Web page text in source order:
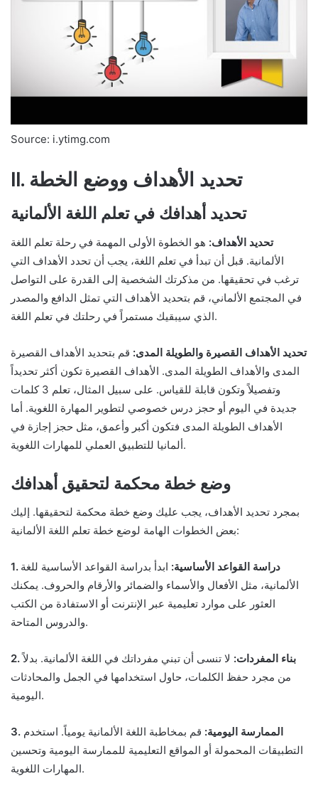
Source: i.ytimg.com
II. تحديد الأهداف ووضع الخطة
تحديد أهدافك في تعلم اللغة الألمانية
تحديد الأهداف: هو الخطوة الأولى المهمة في رحلة تعلم اللغة
الألمانية. قبل أن تبدأ في تعلم اللغة، يجب أن تحدد الأهداف التي
ترغب في تحقيقها. من مذكرتك الشخصية إلى القدرة على التواصل
في المجتمع الألماني، قم بتحديد الأهداف التي تمثل الدافع والمصدر
الذي سيبقيك مستمراً في رحلتك في تعلم اللغة.
تحديد الأهداف القصيرة والطويلة المدى: قم بتحديد الأهداف القصيرة
المدى والأهداف الطويلة المدى. الأهداف القصيرة تكون أكثر تحديداً
وتفصيلاً وتكون قابلة للقياس. على سبيل المثال، تعلم 3 كلمات
جديدة في اليوم أو حجز درس خصوصي لتطوير المهارة اللغوية. أما
الأهداف الطويلة المدى فتكون أكبر وأعمق، مثل حجز إجازة في
ألمانيا للتطبيق العملي للمهارات اللغوية.
وضع خطة محكمة لتحقيق أهدافك
بمجرد تحديد الأهداف، يجب عليك وضع خطة محكمة لتحقيقها. إليك
بعض الخطوات الهامة لوضع خطة تعلم اللغة الألمانية:
1. دراسة القواعد الأساسية: ابدأ بدراسة القواعد الأساسية للغة
الألمانية، مثل الأفعال والأسماء والضمائر والأرقام والحروف. يمكنك
العثور على موارد تعليمية عبر الإنترنت أو الاستفادة من الكتب
والدروس المتاحة.
2. بناء المفردات: لا تنسى أن تبني مفرداتك في اللغة الألمانية. بدلاً
من مجرد حفظ الكلمات، حاول استخدامها في الجمل والمحادثات
اليومية.
3. الممارسة اليومية: قم بمخاطبة اللغة الألمانية يومياً. استخدم
التطبيقات المحمولة أو المواقع التعليمية للممارسة اليومية وتحسين
المهارات اللغوية.